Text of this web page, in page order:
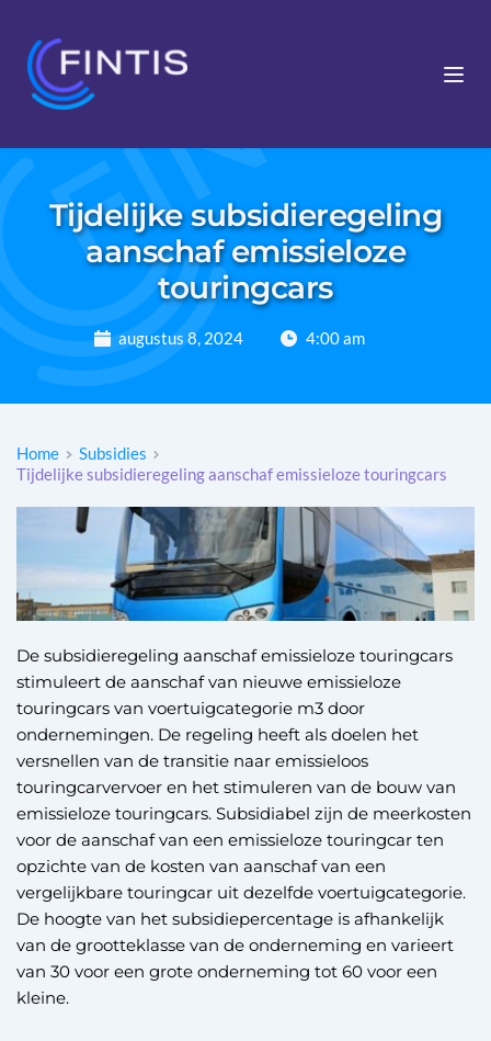
Tijdelijke subsidieregeling
aanschaf emissieloze
touringcars
augustus 8, 2024 4:00 am
Home
Subsidies
Tijdelijke subsidieregeling aanschaf emissieloze touringcars
De subsidieregeling aanschaf emissieloze touringcars
stimuleert de aanschaf van nieuwe emissieloze
touringcars van voertuigcategorie m3 door
ondernemingen. De regeling heeft als doelen het
versnellen van de transitie naar emissieloos
touringcarvervoer en het stimuleren van de bouw van
emissieloze touringcars. Subsidiabel zijn de meerkosten
voor de aanschaf van een emissieloze touringcar ten
opzichte van de kosten van aanschaf van een
vergelijkbare touringcar uit dezelfde voertuigcategorie.
De hoogte van het subsidiepercentage is afhankelijk
van de grootteklasse van de onderneming en varieert
van 30 voor een grote onderneming tot 60 voor een
kleine.